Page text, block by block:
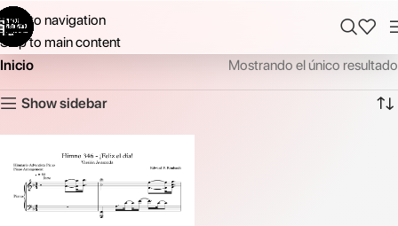
Skip to navigation
Skip to main content
Inicio
Mostrando el único resultado
Show sidebar